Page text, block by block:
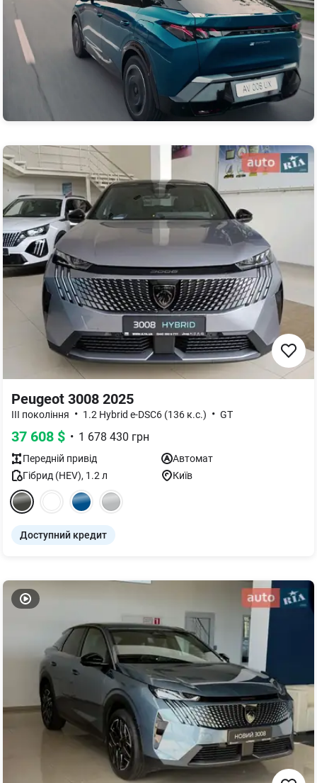
Peugeot 3008 2025
III покоління • 1.2 Hybrid e-DSC6 (136 к.с.) • GT
37 608 $ • 1 678 430 грн
Передній привід
Автомат
Гібрид (HEV), 1.2л Київ
Доступний кредит